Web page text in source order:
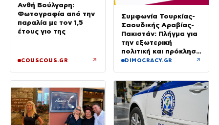
Ανθή Βούλγαρη:
Φωτογραφία από την
παραλία με τον 1,5
έτους γιο της
COUSCOUS.GR ↗
Συμφωνία Τουρκίας-
Σαουδικής Αραβίας-
Πακιστάν: Πλήγμα για
την εξωτερική
πολιτική και πρόκληση
για την Αθήνα, λέει η
DIMOCRACY.GR ↗